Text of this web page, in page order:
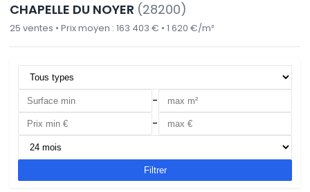
CHAPELLE DU NOYER (28200)
25 ventes • Prix moyen : 163 403 € • 1 620 €/m²
-
-
Filtrer